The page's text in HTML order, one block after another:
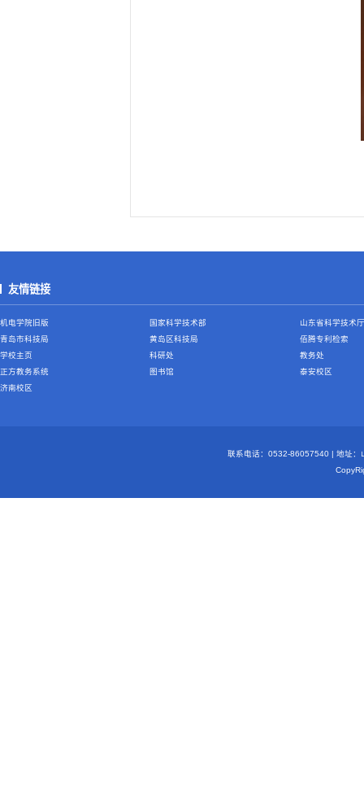
友情链接
机电学院旧版 国家科学技术部
山东省科学技术厅
青岛市科技局
黄岛区科技局
佰腾专利检索
学校主页
科研处
教务处
正方教务系统
图书馆
泰安校区
济南校区
联系电话：0532-86057540 | 地址：